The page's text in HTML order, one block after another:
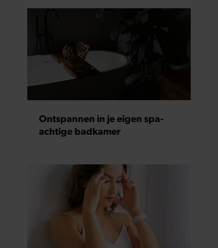
Ontspannen in je eigen spa-
achtige badkamer